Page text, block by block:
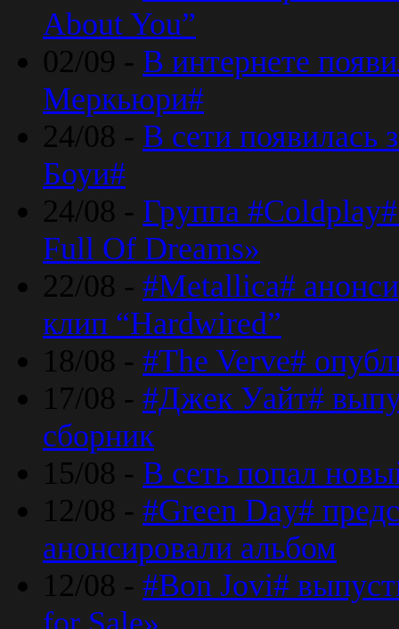
About You”
02/09 - В интернете
Меркьюри#
24/08 - В сети появилась
Боуи#
24/08 - Группа
Full Of Dreams»
22/08 - #Metallica#
клип “Hardwired”
18/08 - #The Verve#
17/08 - #Джек Уайт#
сборник
15/08 - В сеть попал
12/08 - #Green Day#
анонсировали альбом
12/08 - #Bon Jovi#